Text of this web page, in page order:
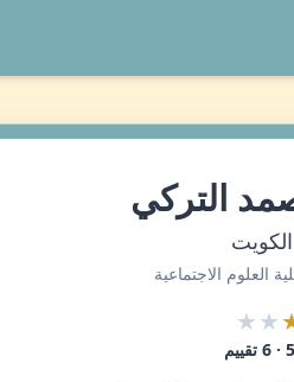
التركي
العلوم الاجتماعية
★★